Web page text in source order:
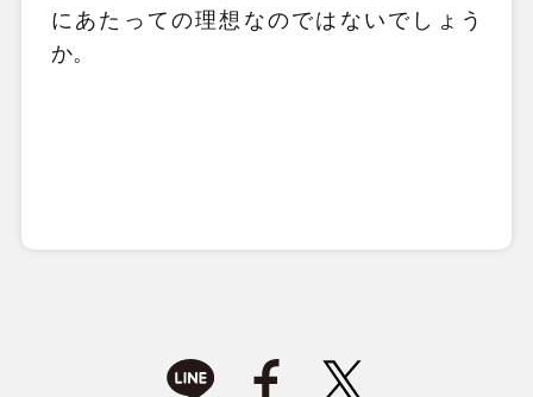
にあたっての理想なのではないでしょう
か。